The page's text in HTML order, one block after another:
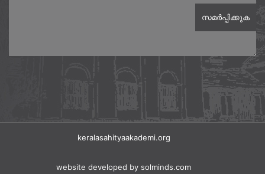
keralasahityaakademi.org
website developed by solminds.com